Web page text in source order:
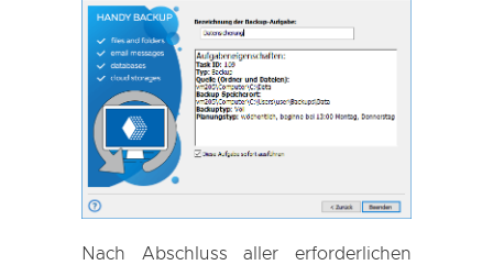
Nach Abschluss aller erforderlichen